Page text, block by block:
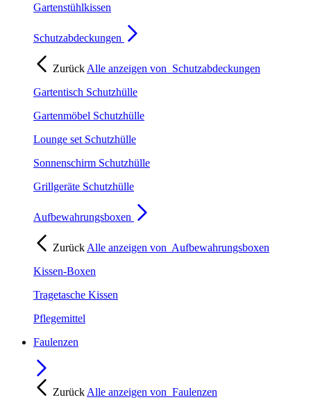
Gartenstühlkissen
Schutzabdeckungen
Zurück Alle anzeigen von Schutzabdeckungen
Gartentisch Schutzhülle
Gartenmöbel Schutzhülle
Lounge set Schutzhülle
Sonnenschirm Schutzhülle
Grillgeräte Schutzhülle
Aufbewahrungsboxen
Zurück Alle anzeigen von Aufbewahrungsboxen
Kissen-Boxen
Tragetasche Kissen
Pflegemittel
Faulenzen
Zurück Alle anzeigen von Faulenzen